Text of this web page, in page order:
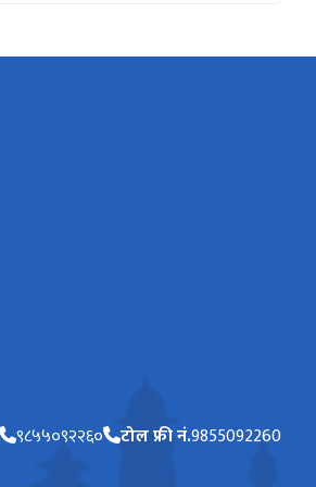
९८५५०९२२६० टोल फ्री नं.9855092260